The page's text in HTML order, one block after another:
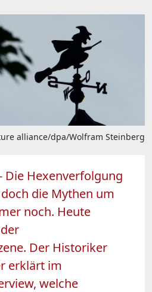
alliance/dpa/Wolfram Steinberg
Die Hexenverfolgung
die Mythen um
noch. Heute
Der Historiker
erklärt im
welche